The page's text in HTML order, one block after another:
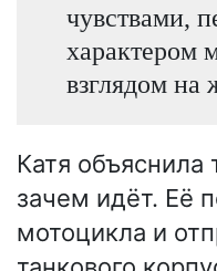
чувствами,
характером
взглядом на
Катя объяснила
зачем идёт. Её
мотоцикла и